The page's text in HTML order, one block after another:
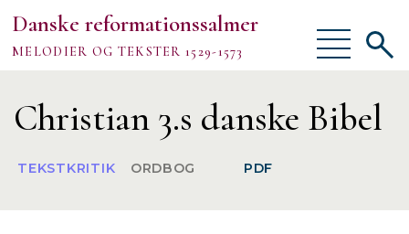
Danske reformationssalmer
MELODIER OG TEKSTER 1529-1573
Vis/skjul
menu
Om
Vis/
Christian 3.s danske Bibel
TEKSTKRITIK ORDBOG PDF